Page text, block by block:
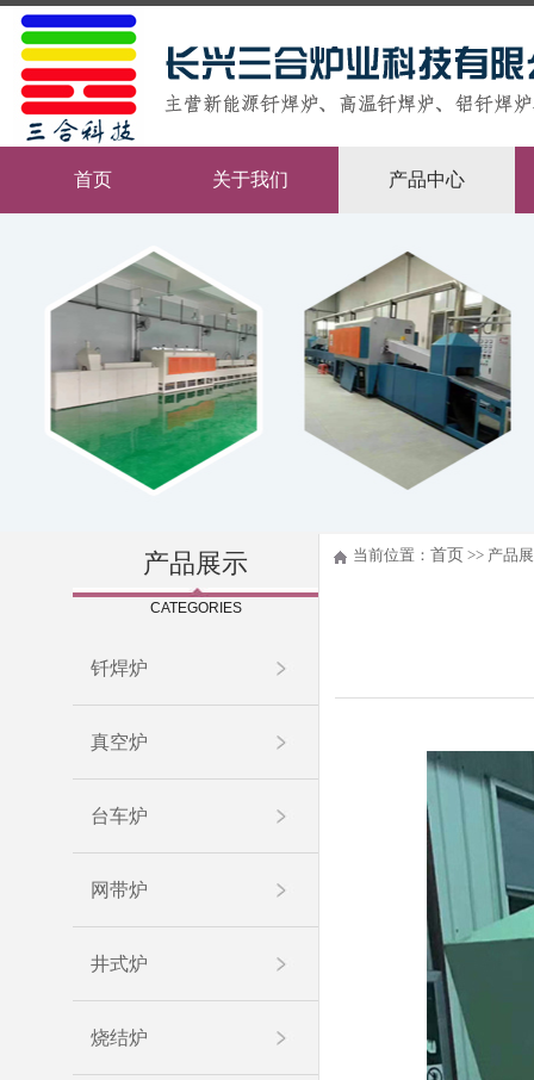
首页 关于我们 产品中心
产品展示
CATEGORIES
钎焊炉
真空炉
台车炉
网带炉
井式炉
烧结炉
当前位置： 首页 >> 产品